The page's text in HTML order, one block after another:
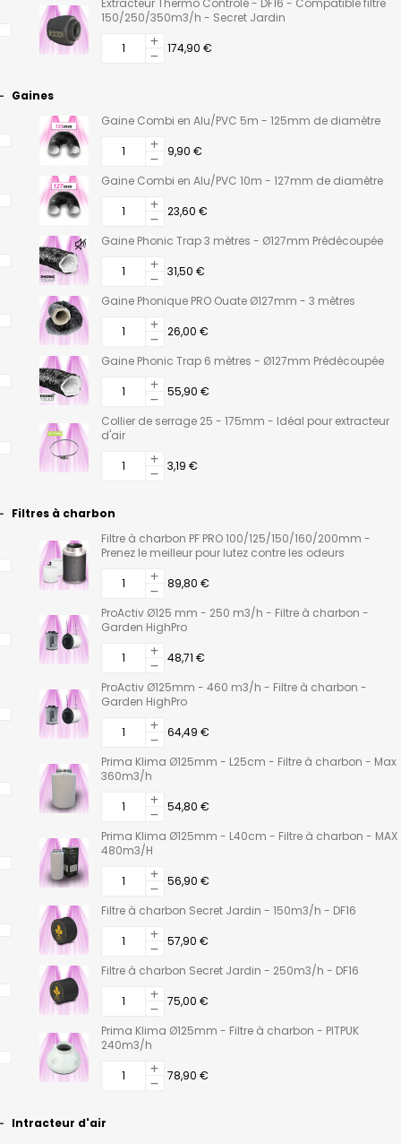
Extracteur Thermo Controlé - DF16 - Compatible filtre
150/250/350m3/h - Secret Jardin
174,90 €
Gaines
Gaine Combi en Alu/PVC 5m - 125mm de diamètre
9,90 €
Gaine Combi en Alu/PVC 10m - 127mm de diamètre
23,60 €
Gaine Phonic Trap 3 mètres - Ø127mm Prédécoupée
31,50 €
Gaine Phonique PRO Ouate Ø127mm - 3 mètres
26,00 €
Gaine Phonic Trap 6 mètres - Ø127mm Prédécoupée
55,90 €
Collier de serrage 25 - 175mm - Idéal pour extracteur
d'air
3,19 €
Filtres à charbon
Filtre à charbon PF PRO 100/125/150/160/200mm -
Prenez le meilleur pour lutez contre les odeurs
89,80 €
ProActiv Ø125 mm - 250 m3/h - Filtre à charbon -
Garden HighPro
48,71 €
ProActiv Ø125mm - 460 m3/h - Filtre à charbon -
Garden HighPro
64,49 €
Prima Klima Ø125mm - L25cm - Filtre à charbon - Max
360m3/h
54,80 €
Prima Klima Ø125mm - L40cm - Filtre à charbon - MAX
480m3/H
56,90 €
Filtre à charbon Secret Jardin - 150m3/h - DF16
57,90 €
Filtre à charbon Secret Jardin - 250m3/h - DF16
75,00 €
Prima Klima Ø125mm - Filtre à charbon - PITPUK
240m3/h
78,90 €
Intracteur d'air